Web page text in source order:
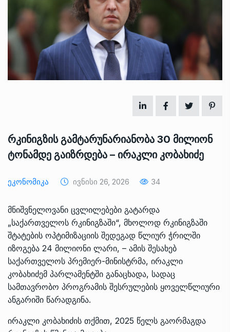
რკინიგზის გამტარუნარიანობა 30 მილიონ
ტონამდე გაიზრდება – ირაკლი კობახიძე
Ეკონომიკა Ივნისი 26, 2026 34
მნიშვნელოვანი ცვლილებები გატარდა
„საქართველოს რკინიგზაში“, მხოლოდ რკინიგზაში
შტატების ოპტიმიზაციის შედეგად წლიურ ჭრილში
იზოგება 24 მილიონი ლარი, – ამის შესახებ
საქართველოს პრემიერ-მინისტრმა, ირაკლი
კობახიძემ პარლამენტში განაცხადა, სადაც
სამთავრობო პროგრამის შესრულების ყოველწლიური
ანგარიში წარადგინა.
ირაკლი კობახიძის თქმით, 2025 წელს გაორმაგდა